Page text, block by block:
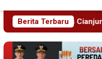
Berita Terbaru
Layanan Air Bersih